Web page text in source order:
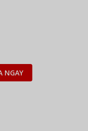
NGAY